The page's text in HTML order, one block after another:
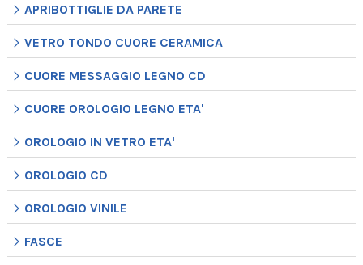
APRIBOTTIGLIE DA PARETE
VETRO TONDO CUORE CERAMICA
CUORE MESSAGGIO LEGNO CD
CUORE OROLOGIO LEGNO ETA'
OROLOGIO IN VETRO ETA'
OROLOGIO CD
OROLOGIO VINILE
FASCE